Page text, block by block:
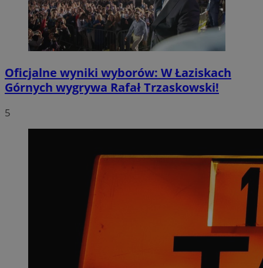
Oficjalne wyniki wyborów: W Łaziskach
Górnych wygrywa Rafał Trzaskowski!
5